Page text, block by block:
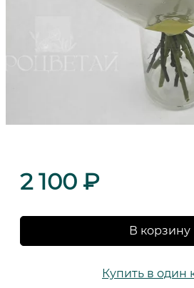
2 100 ₽
В корзину
Купить в один